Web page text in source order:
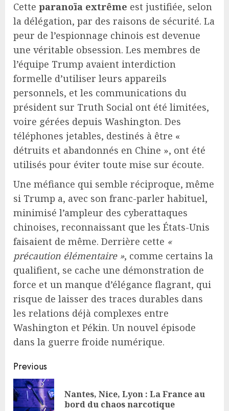
Cette paranoïa extrême est justifiée, selon
la délégation, par des raisons de sécurité. La
peur de l’espionnage chinois est devenue
une véritable obsession. Les membres de
l’équipe Trump avaient interdiction
formelle d’utiliser leurs appareils
personnels, et les communications du
président sur Truth Social ont été limitées,
voire gérées depuis Washington. Des
téléphones jetables, destinés à être «
détruits et abandonnés en Chine », ont été
utilisés pour éviter toute mise sur écoute.
Une méfiance qui semble réciproque, même
si Trump a, avec son franc-parler habituel,
minimisé l’ampleur des cyberattaques
chinoises, reconnaissant que les États-Unis
faisaient de même. Derrière cette «
précaution élémentaire », comme certains la
qualifient, se cache une démonstration de
force et un manque d’élégance flagrant, qui
risque de laisser des traces durables dans
les relations déjà complexes entre
Washington et Pékin. Un nouvel épisode
dans la guerre froide numérique.
Continue
Reading
Previous
Nantes, Nice, Lyon : La France au
bord du chaos narcotique